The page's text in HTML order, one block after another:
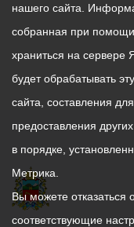
нашего сайта.
собранная при помощи
храниться на сервере
будет обрабатывать
сайта, составления
предоставления
в порядке,
Метрика.
Вы можете отказаться
соответствующие